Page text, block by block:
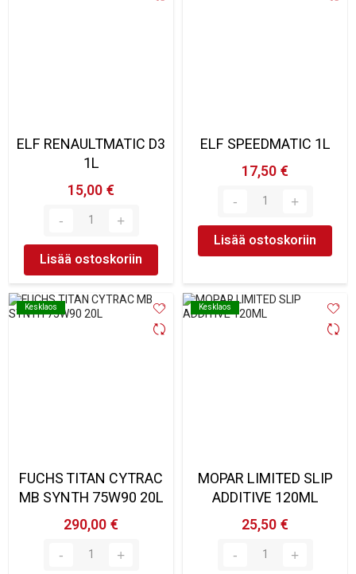
ELF RENAULTMATIC D3
1L
15,00 €
Lisää ostoskoriin
ELF SPEEDMATIC 1L
17,50 €
Lisää ostoskoriin
Kesklaos
Kesklaos
FUCHS TITAN CYTRAC
MB SYNTH 75W90 20L
290,00 €
Kesklaos
Kesklaos
MOPAR LIMITED SLIP
ADDITIVE 120ML
25,50 €